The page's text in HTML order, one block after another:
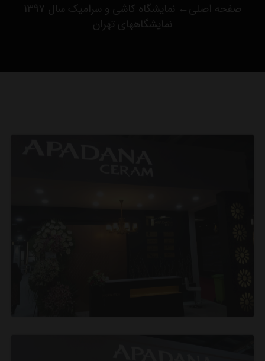
صفحه اصلی←
نمایشگاه کاشی و سرامیک سال 1397
نمایشگاههای تهران